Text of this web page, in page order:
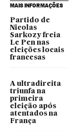
MAIS INFORMAÇÕES
Partido de
Nicolas
Sarkozy freia
Le Pen nas
eleições locais
francesas
A ultradireita
triunfa na
primeira
eleição após
atentados na
França